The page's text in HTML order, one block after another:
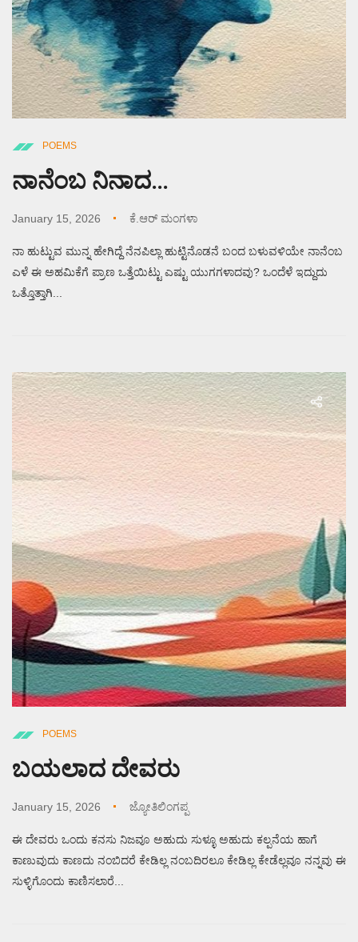
POEMS
ನಾನೆಂಬ ನಿನಾದ…
January 15, 2026 ಕೆ.ಆರ್ ಮಂಗಳಾ
ನಾ ಹುಟ್ಟುವ ಮುನ್ನ ಹೇಗಿದ್ದೆ ನೆನಪಿಲ್ಲಾ ಹುಟ್ಟಿನೊಡನೆ ಬಂದ ಬಳುವಳಿಯೇ ನಾನೆಂಬ
ಎಳೆ ಈ ಅಹಮಿಕೆಗೆ ಪ್ರಾಣ ಒತ್ತೆಯಿಟ್ಟು ಎಷ್ಟು ಯುಗಗಳಾದವು? ಒಂದೆಳೆ ಇದ್ದುದು
ಒತ್ತೊತ್ತಾಗಿ...
POEMS
ಬಯಲಾದ ದೇವರು
January 15, 2026 ಜ್ಯೋತಿಲಿಂಗಪ್ಪ
ಈ ದೇವರು ಒಂದು ಕನಸು ನಿಜವೂ ಅಹುದು ಸುಳ್ಳೂ ಅಹುದು ಕಲ್ಪನೆಯ ಹಾಗೆ
ಕಾಣುವುದು ಕಾಣದು ನಂಬಿದರೆ ಕೇಡಿಲ್ಲ ನಂಬದಿರಲೂ ಕೇಡಿಲ್ಲ ಕೇಡೆಲ್ಲವೂ ನನ್ನವು ಈ
ಸುಳ್ಳಿಗೊಂದು ಕಾಣಿಸಲಾರೆ...